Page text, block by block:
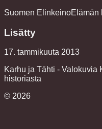
Suomen ElinkeinoElämän
Lisätty
17. tammikuuta 2013
Karhu ja Tähti - Valokuvia
historiasta
© 2026